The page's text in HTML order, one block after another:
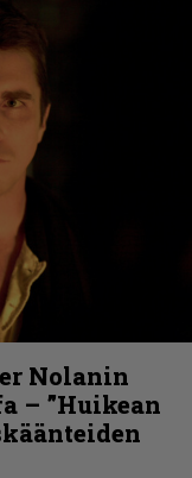
Nolanin
– ”Huikean